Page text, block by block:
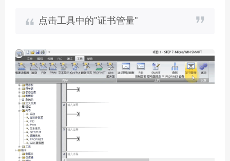
点击工具中的"证书管量"